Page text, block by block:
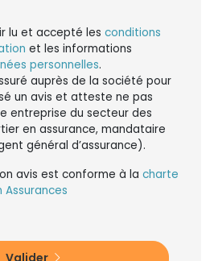
lu et accepté les conditions
et les informations
personnelles.
auprès de la société pour
un avis et atteste ne pas
entreprise du secteur des
en assurance, mandataire
général d’assurance).
avis est conforme à la charte
Valider